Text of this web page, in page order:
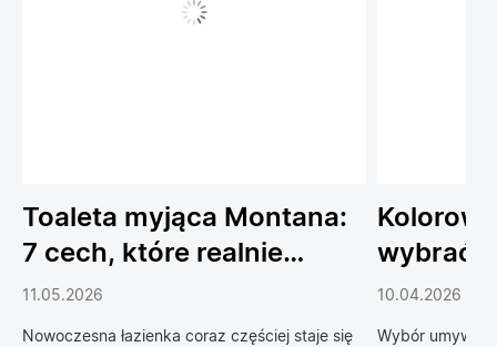
Toaleta myjąca Montana:
7 cech, które realnie
podnoszą komfort
codziennego życia
11.05.2026
Nowoczesna łazienka coraz częściej staje się
wybrać
do
10.04.2026
Wybór